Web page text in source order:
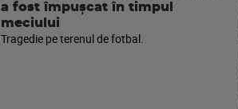
a fost împușcat în timpul
meciului
Tragedie pe terenul de fotbal.